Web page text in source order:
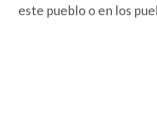
este pueblo o en los